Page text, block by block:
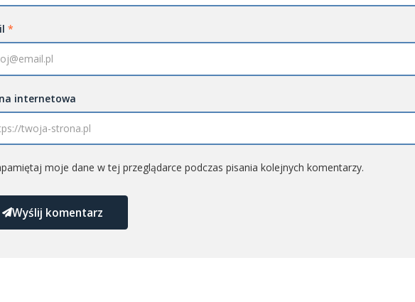
*
internetowa
moje dane w tej przeglądarce podczas pisania kolejnych komentarzy.
Wyślij komentarz